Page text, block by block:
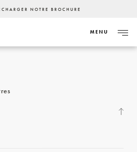
NOTRE BROCHURE
MENU